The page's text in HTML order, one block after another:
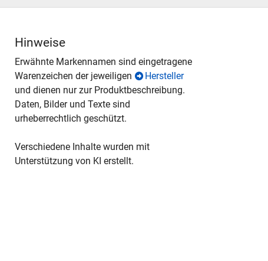
Hinweise
Erwähnte Markennamen sind eingetragene
Warenzeichen der jeweiligen
Hersteller
und dienen nur zur Produktbeschreibung.
Daten, Bilder und Texte sind
urheberrechtlich geschützt.
Verschiedene Inhalte wurden mit
Unterstützung von KI erstellt.